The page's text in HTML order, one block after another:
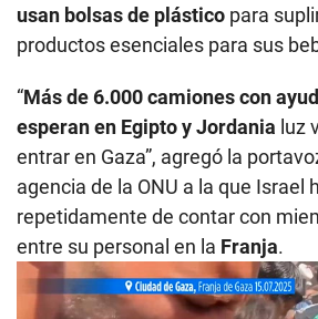
usan bolsas de plástico para
productos esenciales para sus
“Más de 6.000 camiones con
esperan en Egipto y Jordania luz
entrar en Gaza”, agregó la
agencia de la ONU a la que Israel
repetidamente de contar con
entre su personal en la Franja.